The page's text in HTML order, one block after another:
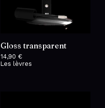
Gloss transparent
14,90 €
Les lèvres